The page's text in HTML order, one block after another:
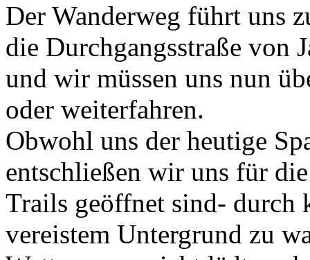
Der Wanderweg führt uns
die Durchgangsstraße von
und wir müssen uns nun
oder weiterfahren.
Obwohl uns der heutige
entschließen wir uns für
Trails geöffnet sind- durch
vereistem Untergrund zu